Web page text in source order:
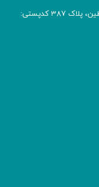
آدرس: پسـتی تهران، خیابان طالقانی، میدان فلسطین، پلاک 387 کدپستی: